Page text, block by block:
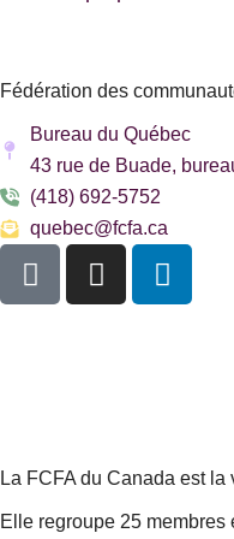
Fédération des
Bureau du Québec
43 rue de Buade,
(418) 692-5752
quebec@fcfa.ca
F
a
k
s
I
n
a
L
i
n
La FCFA du Canada est
Elle regroupe 25 membres